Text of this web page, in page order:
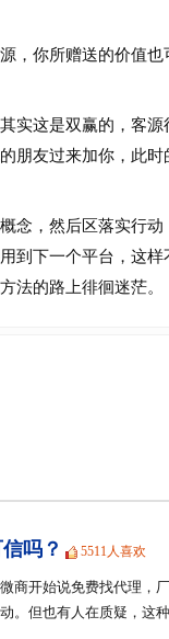
你所赠送的价值也
这是双赢的，客源
朋友过来加你，此
，然后区落实行动
到下一个平台，这
法的路上徘徊迷茫。
吗？ 5511人喜欢
商开始说免费找代理，
。但也有人在质疑，这